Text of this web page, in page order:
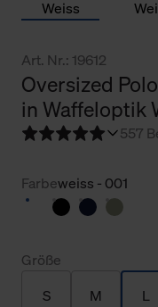
Art. Nr.: 19612
Oversized
in Waffeloptik
557
Farbeweiss - 001
Größe
S M L